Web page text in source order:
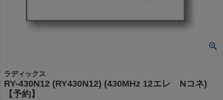
ラディックス
RY-430N12 (RY430N12) (430MHz 12エレ Nコネ)
【予約】